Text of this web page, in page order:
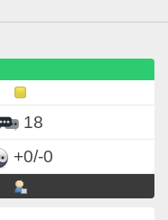
18
+0/-0